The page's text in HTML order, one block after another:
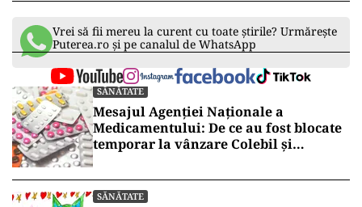
Vrei să fii mereu la curent cu toate știrile? Urmărește
Puterea.ro și pe canalul de WhatsApp
SĂNĂTATE
Mesajul Agenției Naționale a
Medicamentului: De ce au fost blocate
temporar la vânzare Colebil și
SĂNĂTATE